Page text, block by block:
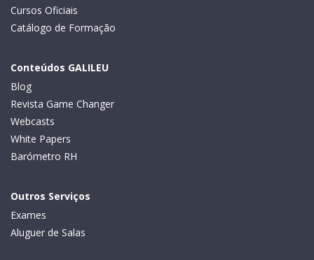
Cursos Oficiais
Catálogo de Formação
Conteúdos GALILEU
Blog
Revista Game Changer
Webcasts
White Papers
Barómetro RH
Outros Serviços
Exames
Aluguer de Salas